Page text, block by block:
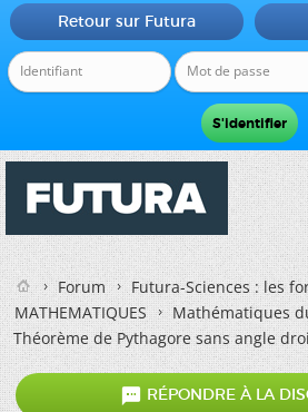
Retour sur Futura
Forum
Futura-Sciences : les
MATHEMATIQUES
Mathématiques
Théorème de Pythagore sans angle
 RÉPONDRE À LA